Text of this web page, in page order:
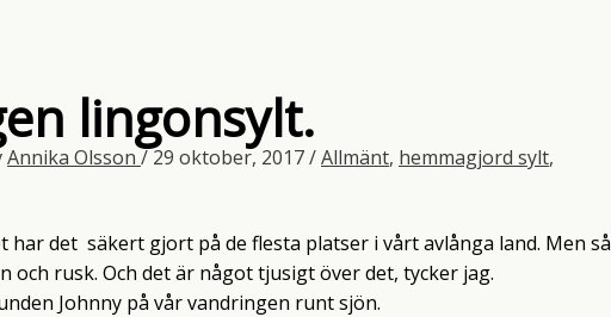
lingonsylt.
Annika Olsson/29 oktober, 2017/Allmänt, hemmagjord sylt,
har det säkert gjort på de flesta platser i vårt avlånga land. Men så
och rusk. Och det är något tjusigt över det, tycker jag.
Johnny på vår vandringen runt sjön.